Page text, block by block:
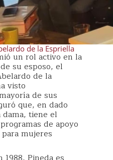
de la Espriella
un rol activo en la
su esposo, el
de la
visto
de sus
que, en dado
tiene el
de apoyo
mujeres